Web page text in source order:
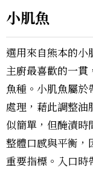
小肌魚
選用來自熊本的
主廚最喜歡的一貫
魚種。小肌魚屬於
處理，藉此調整油
似簡單，但醃漬時
整體口感與平衡，
重要指標。入口時